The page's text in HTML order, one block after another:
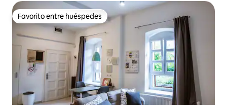
Favorito entre huéspedes
Favorito entre huéspedes